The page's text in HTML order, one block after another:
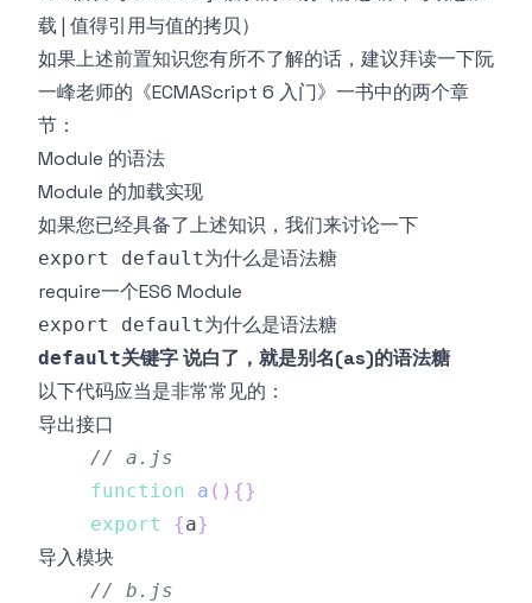
载 | 值得引用与值的拷贝）
如果上述前置知识您有所不了解的话，建议拜读一下阮
一峰老师的《ECMAScript 6 入门》一书中的两个章
节：
Module 的语法
Module 的加载实现
如果您已经具备了上述知识，我们来讨论一下
export default为什么是语法糖
require一个ES6 Module
export default为什么是语法糖
default关键字 说白了，就是别名(as)的语法糖
以下代码应当是非常常见的：
导出接口
// a.js
function
a ( ) {}
export
{a}
导入模块
// b.js